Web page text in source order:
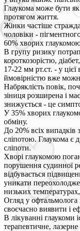
Глаукома може бути
протягом життя.
Жінки частіше
чоловіки -
60% хворих
В групу ризику
короткозорістю,
17-22 мм рт.ст. - у
ймовірністю вже
Набряклість повік,
зіниця розширена і
знижується - це
У 35% хворих
обміну.
До 20% всіх випадків
сліпотою. Глаукома є
сліпоти.
Хворі глаукомою
порушення судинної
відбувається
уникати
низьких
Огляд у офтальмолога
своєчасно виявити і
В лікуванні глаукоми
терапевтичне, лазерне